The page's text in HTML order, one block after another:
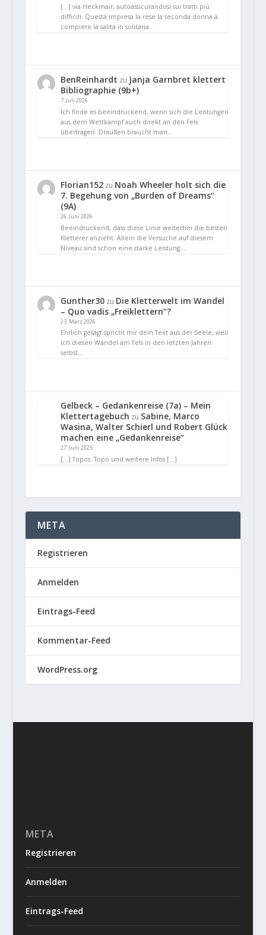
[…] via Heckmair, autoassicurandosi sui tratti più
difficili. Questa impresa la rese la seconda donna a
compiere la salita in solitaria…
BenReinhardt zu Janja Garnbret klettert
Bibliographie (9b+)
7. Juli 2026
Ich finde es beeindruckend, wenn sich die Leistungen
aus dem Wettkampf auch direkt an den Fels
übertragen. Draußen braucht man…
Florian152zu Noah Wheeler holt sich die
7. Begehung von „Burden of Dreams“
(9A)
26. Juni 2026
Beeindruckend, dass diese Linie weiterhin die besten
Kletterer anzieht. Allein die Versuche auf diesem
Niveau sind schon eine starke Leistung.…
Gunther30zu Die Kletterwelt im Wandel
– Quo vadis „Freiklettern“?
23. März 2026
Ehrlich gesagt spricht mir dein Text aus der Seele, weil
ich diesen Wandel am Fels in den letzten Jahren
selbst…
Gelbeck – Gedankenreise (7a) – Mein
Klettertagebuch zu Sabine, Marco
Wasina, Walter Schierl und Robert Glück
machen eine „Gedankenreise“
27. Juni 2025
[…] Topos: Topo und weitere Infos […]
META
Registrieren
Anmelden
Eintrags-Feed
Kommentar-Feed
WordPress.org
META
Registrieren
Anmelden
Eintrags-Feed